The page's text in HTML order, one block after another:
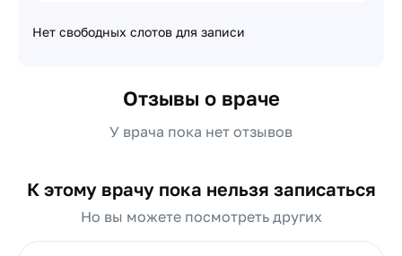
Нет свободных слотов для записи
Отзывы о враче
У врача пока нет отзывов
К этому врачу пока нельзя записаться
Но вы можете посмотреть других